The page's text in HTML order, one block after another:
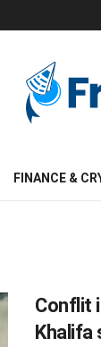
FINANCE &
Conflit
Khalifa